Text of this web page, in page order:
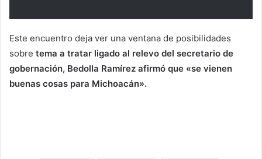
Este encuentro deja ver una ventana de posibilidades
sobre tema a tratar ligado al relevo del secretario de
gobernación, Bedolla Ramírez afirmó que «se vienen
buenas cosas para Michoacán».